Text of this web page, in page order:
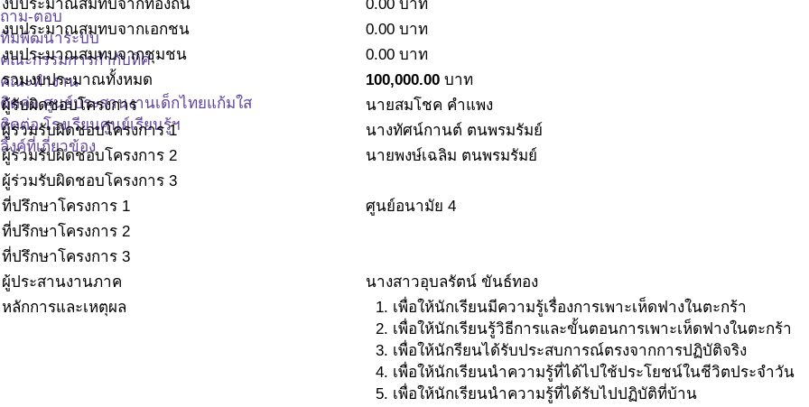
ถาม-ตอบ
ทีมพัฒนาระบบ
คณะกรรมการกำกับทิศ
คณะทำงาน
ติดค่อ ศูนย์ประสานงานเด็กไทยแก้มใส
ติดต่อ โรงเรียนศูนย์เรียนรู้ฯ
ลิ้งค์ที่เกี่ยวข้อง
งบประมาณสมทบจากท้องถิ่น
0.00 บาท
งบประมาณสมทบจากเอกชน
0.00 บาท
งบประมาณสมทบจากชุมชน
0.00 บาท
รวมงบประมาณทั้งหมด
100,000.00 บาท
ผู้รับผิดชอบโครงการ
นายสมโชค คำแพง
ผู้ร่วมรับผิดชอบโครงการ 1
นางทัศน์กานต์ ตนพรมรัมย์
ผู้ร่วมรับผิดชอบโครงการ 2
นายพงษ์เฉลิม ตนพรมรัมย์
ผู้ร่วมรับผิดชอบโครงการ 3
ที่ปรึกษาโครงการ 1
ศูนย์อนามัย 4
ที่ปรึกษาโครงการ 2
ที่ปรึกษาโครงการ 3
ผู้ประสานงานภาค
นางสาวอุบลรัตน์ ขันธ์ทอง
หลักการและเหตุผล
เพื่อให้นักเรียนมีความรู้เรื่องการเพาะเห็ดฟางในตะกร้า
เพื่อให้นักเรียนรู้วิธีการและขั้นตอนการเพาะเห็ดฟางในตะกร้า
เพื่อให้นักรียนได้รับประสบการณ์ตรงจากการปฏิบัติจริง
เพื่อให้นักเรียนนำความรู้ที่ได้ไปใช้ประโยชน์ในชีวิตประจำวัน
เพื่อให้นักเรียนนำความรู้ที่ได้รับไปปฏิบัติที่บ้าน